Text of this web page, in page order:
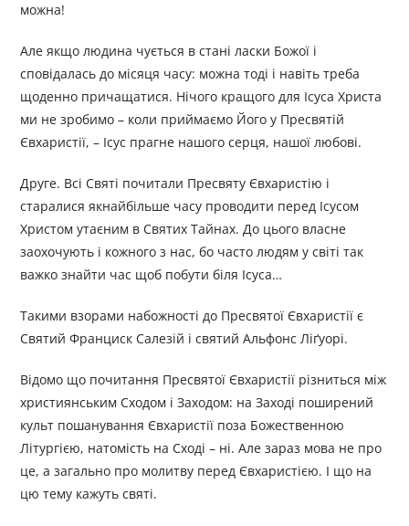
можна!
Але якщо людина чується в стані ласки Божої і
сповідалась до місяця часу: можна тоді і навіть треба
щоденно причащатися. Нічого кращого для Ісуса Христа
ми не зробимо – коли приймаємо Його у Пресвятій
Євхаристії, – Ісус прагне нашого серця, нашої любові.
Друге. Всі Святі почитали Пресвяту Євхаристію і
старалися якнайбільше часу проводити перед Ісусом
Христом утаєним в Святих Тайнах. До цього власне
заохочують і кожного з нас, бо часто людям у світі так
важко знайти час щоб побути біля Ісуса…
Такими взорами набожності до Пресвятої Євхаристії є
Святий Франциск Салезій і святий Альфонс Ліґуорі.
Відомо що почитання Пресвятої Євхаристії різниться між
християнським Сходом і Заходом: на Заході поширений
культ пошанування Євхаристії поза Божественною
Літургією, натомість на Сході – ні. Але зараз мова не про
це, а загально про молитву перед Євхаристією. І що на
цю тему кажуть святі.